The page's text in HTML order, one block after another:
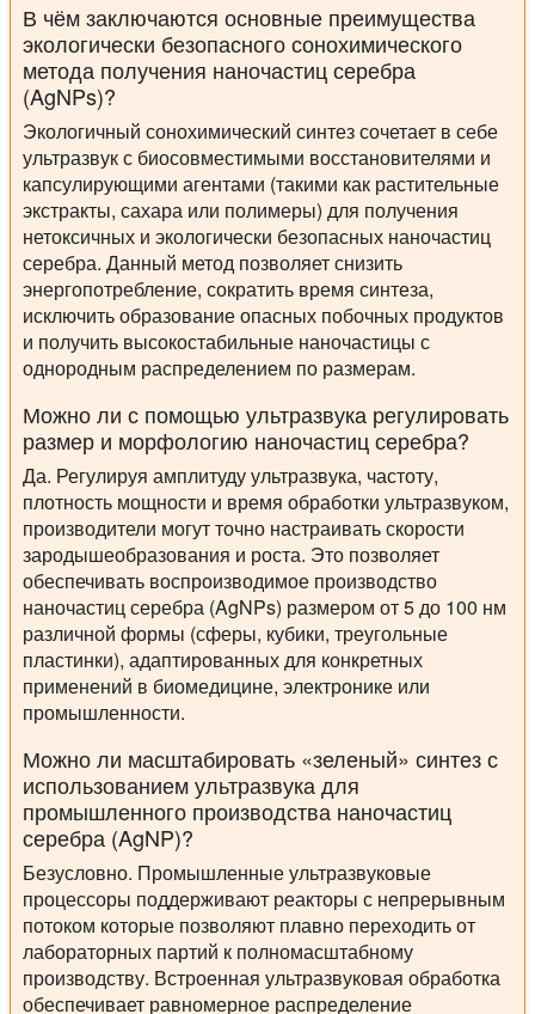
В чём заключаются основные преимущества
экологически безопасного сонохимического
метода получения наночастиц серебра
(AgNPs)?
Экологичный сонохимический синтез сочетает в себе
ультразвук с биосовместимыми восстановителями и
капсулирующими агентами (такими как растительные
экстракты, сахара или полимеры) для получения
нетоксичных и экологически безопасных наночастиц
серебра. Данный метод позволяет снизить
энергопотребление, сократить время синтеза,
исключить образование опасных побочных продуктов
и получить высокостабильные наночастицы с
однородным распределением по размерам.
Можно ли с помощью ультразвука регулировать
размер и морфологию наночастиц серебра?
Да. Регулируя амплитуду ультразвука, частоту,
плотность мощности и время обработки ультразвуком,
производители могут точно настраивать скорости
зародышеобразования и роста. Это позволяет
обеспечивать воспроизводимое производство
наночастиц серебра (AgNPs) размером от 5 до 100 нм
различной формы (сферы, кубики, треугольные
пластинки), адаптированных для конкретных
применений в биомедицине, электронике или
промышленности.
Можно ли масштабировать «зеленый» синтез с
использованием ультразвука для
промышленного производства наночастиц
серебра (AgNP)?
Безусловно. Промышленные ультразвуковые
процессоры поддерживают реакторы с непрерывным
потоком которые позволяют плавно переходить от
лабораторных партий к полномасштабному
производству. Встроенная ультразвуковая обработка
обеспечивает равномерное распределение